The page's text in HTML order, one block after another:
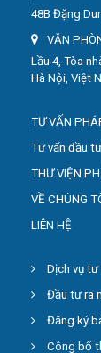
48B Đặng
VĂN
Lầu 4, Tòa
Hà Nội, Việt
TƯ VẤN
Tư vấn đầu tư
THƯ VIỆN
VỀ CHÚNG
LIÊN HỆ
Dịch vụ tư
Đầu tư ra
Đăng ký
Công bố